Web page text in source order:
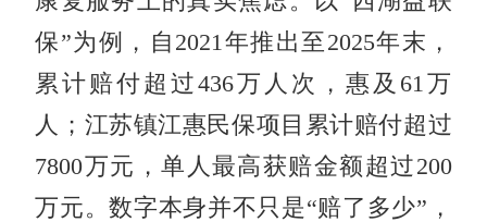
保”为例，自2021年推出至2025年末，
累计赔付超过436万人次，惠及61万
人；江苏镇江惠民保项目累计赔付超过
7800万元，单人最高获赔金额超过200
万元。数字本身并不只是“赔了多少”，